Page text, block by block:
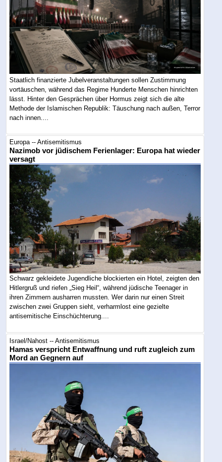
Staatlich finanzierte Jubelveranstaltungen sollen Zustimmung
vortäuschen, während das Regime Hunderte Menschen hinrichten
lässt. Hinter den Gesprächen über Hormus zeigt sich die alte
Methode der Islamischen Republik: Täuschung nach außen, Terror
nach innen....
Europa -- Antisemitismus
Nazimob vor jüdischem Ferienlager: Europa hat wieder
versagt
Schwarz gekleidete Jugendliche blockierten ein Hotel, zeigten den
Hitlergruß und riefen „Sieg Heil“, während jüdische Teenager in
ihren Zimmern ausharren mussten. Wer darin nur einen Streit
zwischen zwei Gruppen sieht, verharmlost eine gezielte
antisemitische Einschüchterung....
Israel/Nahost -- Antisemitismus
Hamas verspricht Entwaffnung und ruft zugleich zum
Mord an Gegnern auf